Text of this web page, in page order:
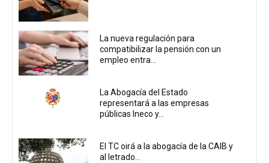
La nueva regulación para
compatibilizar la pensión con un
empleo entra...
La Abogacía del Estado
representará a las empresas
públicas Ineco y...
El TC oirá a la abogacía de la CAIB y
al letrado...